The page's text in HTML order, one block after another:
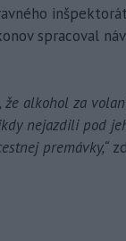
spracoval
alkohol za
nejazdili pod
premávky,“